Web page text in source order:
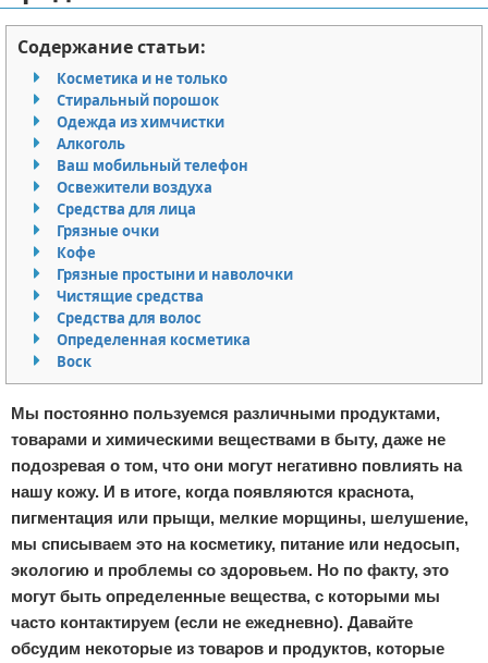
Кино и сериалы
Покупки
Мода и стиль
Отказ от ответственности
Содержание статьи:
Косметика и не только
Стиральный порошок
Одежда из химчистки
Алкоголь
Ваш мобильный телефон
Освежители воздуха
Средства для лица
Грязные очки
Кофе
Грязные простыни и наволочки
Чистящие средства
Средства для волос
Определенная косметика
Воск
Мы постоянно пользуемся различными продуктами,
товарами и химическими веществами в быту, даже не
подозревая о том, что они могут негативно повлиять на
нашу кожу. И в итоге, когда появляются краснота,
пигментация или прыщи, мелкие морщины, шелушение,
мы списываем это на косметику, питание или недосып,
экологию и проблемы со здоровьем. Но по факту, это
могут быть определенные вещества, с которыми мы
часто контактируем (если не ежедневно). Давайте
обсудим некоторые из товаров и продуктов, которые